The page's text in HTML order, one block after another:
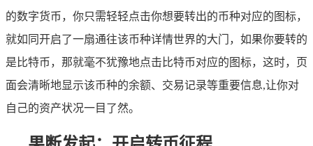
的数字货币，你只需轻轻点击你想要转出的币种对应的图标，
就如同开启了一扇通往该币种详情世界的大门，如果你要转的
是比特币，那就毫不犹豫地点击比特币对应的图标，这时，页
面会清晰地显示该币种的余额、交易记录等重要信息,让你对
自己的资产状况一目了然。